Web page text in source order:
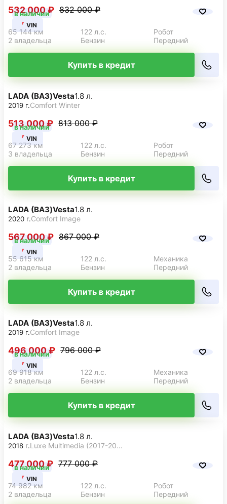
в наличии
VIN
532 000 ₽ 832 000 ₽
65 144 км 122 л.с.
Робот
2 владельца
Бензин Передний
Купить в кредит
в наличии
VIN
LADA (ВАЗ)Vesta1.8 л.
2019 г.Comfort Winter
513 000 ₽ 813 000 ₽
67 273 км 122 л.с.
Робот
3 владельца
Бензин Передний
Купить в кредит
в наличии
VIN
LADA (ВАЗ)Vesta1.8 л.
2020 г.Comfort Image
567 000 ₽ 867 000 ₽
55 615 км 122 л.с.
Механика
2 владельца
Бензин Передний
Купить в кредит
в наличии
VIN
LADA (ВАЗ)Vesta1.8 л.
2019 г.Comfort Image
496 000 ₽ 796 000 ₽
69 918 км 122 л.с.
Механика
2 владельца
Бензин Передний
Купить в кредит
в наличии
VIN
LADA (ВАЗ)Vesta1.8 л.
2018 г. Luxe Multimedia (2017-2019)
477 000 ₽ 777 000 ₽
74 982 км 122 л.с.
Робот
2 владельца
Бензин Передний